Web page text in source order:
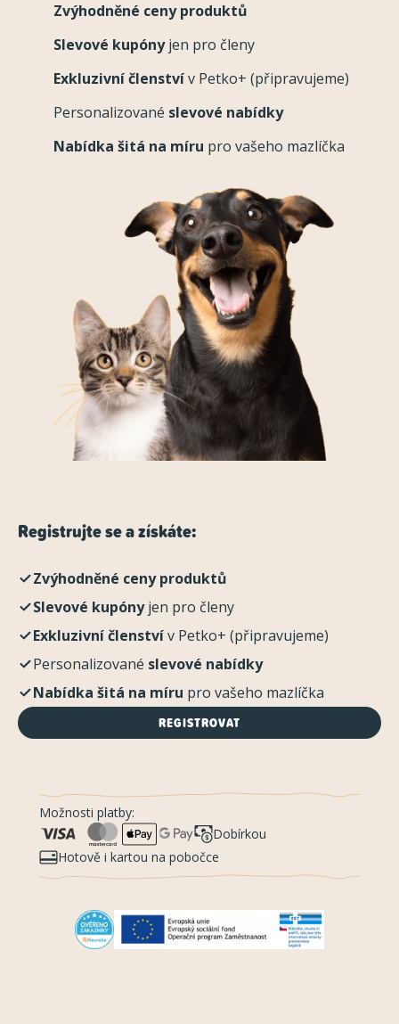
Zvýhodněné ceny produktů
Slevové kupónyjen pro členy
Exkluzivní členstvív Petko+ (připravujeme)
Personalizované slevové nabídky
Nabídka šitá na míru pro vašeho mazlíčka
Registrujte se a získáte:
Zvýhodněné ceny produktů
Slevové kupónyjen pro členy
Exkluzivní členstvív Petko+ (připravujeme)
Personalizované slevové nabídky
Nabídka šitá na míru pro vašeho mazlíčka
REGISTROVAT
Možnosti platby:
Dobírkou
Hotově i kartou na pobočce